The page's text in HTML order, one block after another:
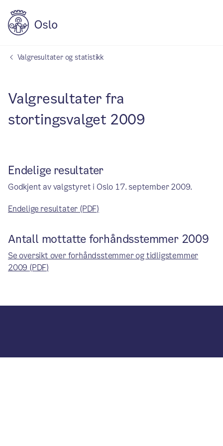
Valgresultater og statistikk
Valgresultater fra
stortingsvalget 2009
Endelige resultater
Godkjent av valgstyret i Oslo 17. september 2009.
Endelige resultater (PDF)
Antall mottatte forhåndsstemmer 2009
Se oversikt over forhåndsstemmer og tidligstemmer
2009 (PDF)